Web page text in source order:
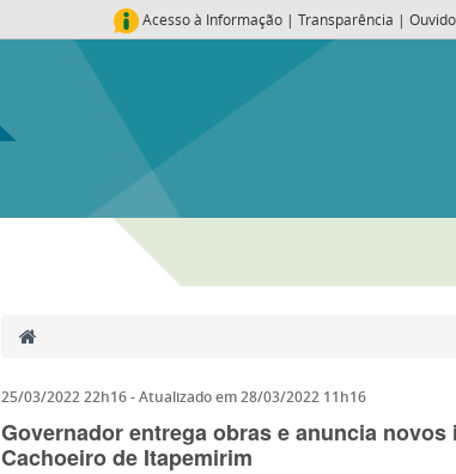
Acesso à Informação | Transparência |
25/03/2022 22h16- Atualizado em28/03/2022 11h16
Governador entrega obras e anuncia
Cachoeiro de Itapemirim